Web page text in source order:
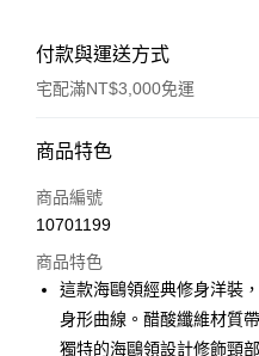
付款與運送方式
宅配滿NT$3,000免運
付款方式
信用卡一次付款
3 期 0 利率 每期 NT$676
合作金庫商業銀行
華南商業銀行
6 期 0 利率 每期NT$338
合作金庫商業銀行
商品特色
商品編號
10701199
商品特色
這款海鷗領經典修身洋裝
身形曲線。醋酸纖維材質
獨特的海鷗領設計修飾頸